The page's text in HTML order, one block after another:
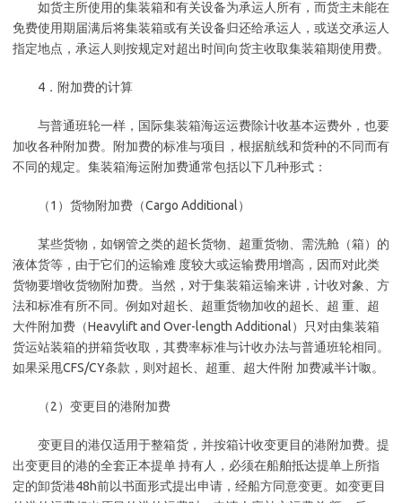
如货主所使用的集装箱和有关设备为承运人所有，而货主未能在
免费使用期届满后将集装箱或有关设备归还给承运人，或送交承运人
指定地点，承运人则按规定对超出时间向货主收取集装箱期使用费。
4．附加费的计算
与普通班轮一样，国际集装箱海运运费除计收基本运费外，也要
加收各种附加费。附加费的标准与项目，根据航线和货种的不同而有
不同的规定。集装箱海运附加费通常包括以下几种形式：
（1）货物附加费（Cargo Additional）
某些货物，如钢管之类的超长货物、超重货物、需洗舱（箱）的
液体货等，由于它们的运输难 度较大或运输费用增高，因而对此类
货物要增收货物附加费。当然，对于集装箱运输来讲，计收对象、方
法和标准有所不同。例如对超长、超重货物加收的超长、超 重、超
大件附加费（Heavylift and Over-length Additional）只对由集装箱
货运站装箱的拼箱货收取，其费率标准与计收办法与普通班轮相同。
如果采甩CFS/CY条款，则对超长、超重、超大件附 加费减半计呶。
（2）变更目的港附加费
变更目的港仅适用于整箱货，并按箱计收变更目的港附加费。提
出变更目的港的全套正本提单 持有人，必须在船舶抵达提单上所指
定的卸货港48h前以书面形式提出申请，经船方同意变更。如变更目